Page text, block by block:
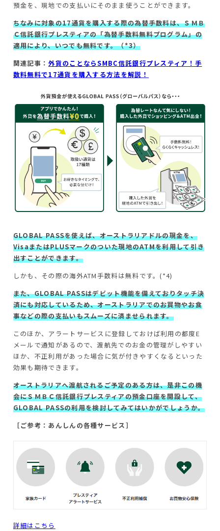
預金を、現地での支払いにそのまま使うことができます。
ちなみに対象の17通貨を購入する際の為替手数料は、ＳＭＢ
Ｃ信託銀行プレスティアの「為替手数料無料プログラム」の
適用により、いつでも無料です。（*3）
関連記事：外貨のことならSMBC信託銀行プレスティア！手
数料無料で17通貨を購入する方法を解説！
GLOBAL PASSを使えば、オーストラリアドルの現金を、
VisaまたはPLUSマークのついた現地のATMを利用して引き
出すことができます。
しかも、その際の海外ATM手数料は無料です。(*4)
また、GLOBAL PASSはデビット機能を備えておりタッチ決
済にも対応しているため、オーストラリアでのお買物やお食
事などの際の支払いもスムーズに済ませられます。
このほか、アラートサービスに登録しておけば利用の都度E
メールで通知があるので、渡航先でのお金の管理がしやすい
ほか、不正利用があった場合に気が付きやすくなるといった
効果も期待できます。
オーストラリアへ渡航されるご予定のある方は、是非この機
会にＳＭＢＣ信託銀行プレスティアの預金口座を開設して、
GLOBAL PASSの利用を検討してみてはいかがでしょうか。
［ご参考：あんしんの各種サービス］
詳細はこちら